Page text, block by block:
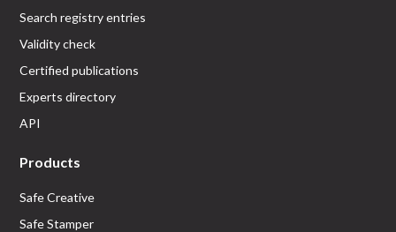
Search registry entries
Validity check
Certified publications
Experts directory
API
Products
Safe Creative
Safe Stamper